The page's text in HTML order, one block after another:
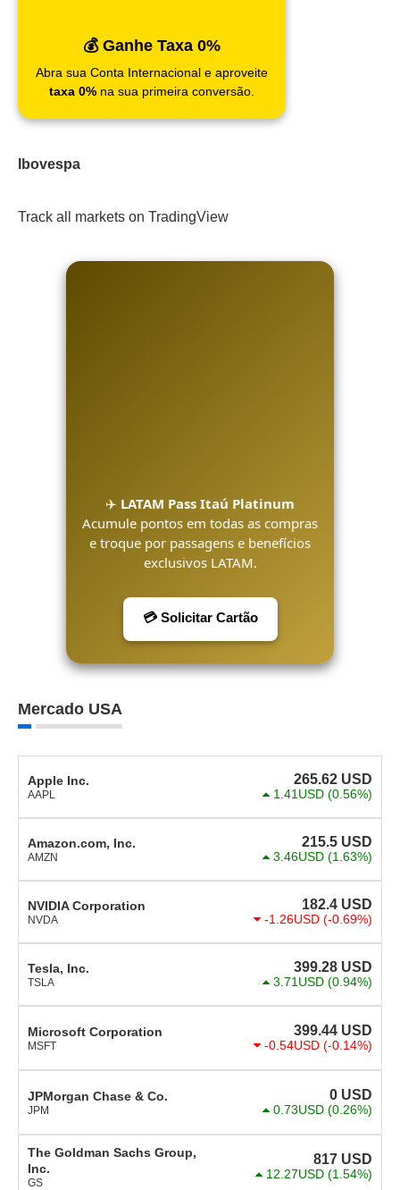
💰 Ganhe Taxa 0%
Abra sua Conta Internacional e aproveite
taxa 0% na sua primeira conversão.
Ibovespa
Track all markets on TradingView
✈️ LATAM Pass Itaú Platinum
Acumule pontos em todas as compras
e troque por passagens e benefícios
exclusivos LATAM.
💳 Solicitar Cartão
Mercado USA
Apple Inc.
AAPL
265.62 USD
1.41USD (0.56%)
Amazon.com, Inc.
AMZN
215.5 USD
3.46USD (1.63%)
NVIDIA Corporation
NVDA
182.4 USD
-1.26USD (-0.69%)
Tesla, Inc.
TSLA
399.28 USD
3.71USD (0.94%)
Microsoft Corporation
MSFT
399.44 USD
-0.54USD (-0.14%)
JPMorgan Chase & Co.
JPM
0 USD
0.73USD (0.26%)
The Goldman Sachs Group,
Inc.
GS
817 USD
12.27USD (1.54%)